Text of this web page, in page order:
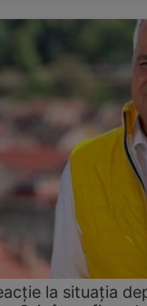
la situația